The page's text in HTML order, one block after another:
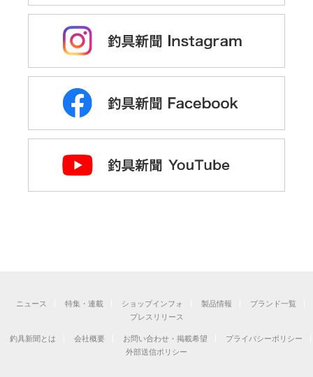
ニュース 特集・連載 ショップインフォ 製品情報
ブランド一覧
プレスリリース
釣具新聞とは
会社概要 お問い合わせ・掲載希望
プライバシーポリシー
外部送信ポリシー